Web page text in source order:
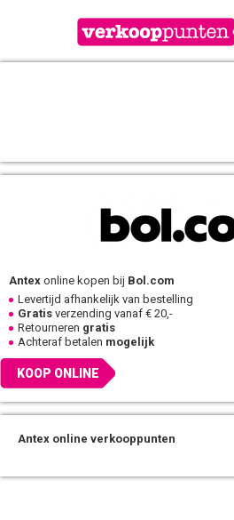
Antex online kopen bij Bol.com
Levertijd afhankelijk van bestelling
Gratis verzending vanaf € 20,-
Retourneren gratis
Achteraf betalen mogelijk
KOOP ONLINE
Antex online verkooppunten